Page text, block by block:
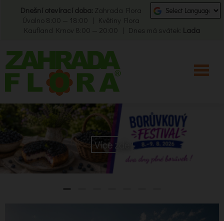
Dnešní otevírací doba: Zahrada Flora
Úvalno 8:00 — 18:00 | Květiny Flora
Kaufland Krnov 8:00 — 20:00 | Dnes má svátek: Lada
Více zde